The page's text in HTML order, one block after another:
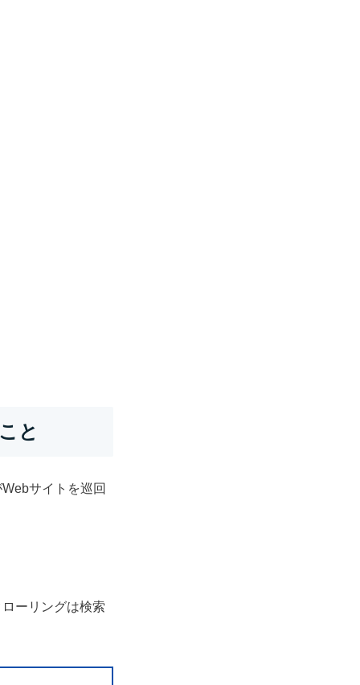
と
サイトを巡回
ーリングは検索